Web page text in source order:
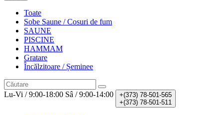
Toate
Sobe Saune / Cosuri de fum
SAUNE
PISCINE
HAMMAM
Gratare
Încălzitoare / Șeminee
Lu-Vi / 9:00-18:00 Sâ / 9:00-14:00 +(373) 78-501-565
+(373) 78-501-511